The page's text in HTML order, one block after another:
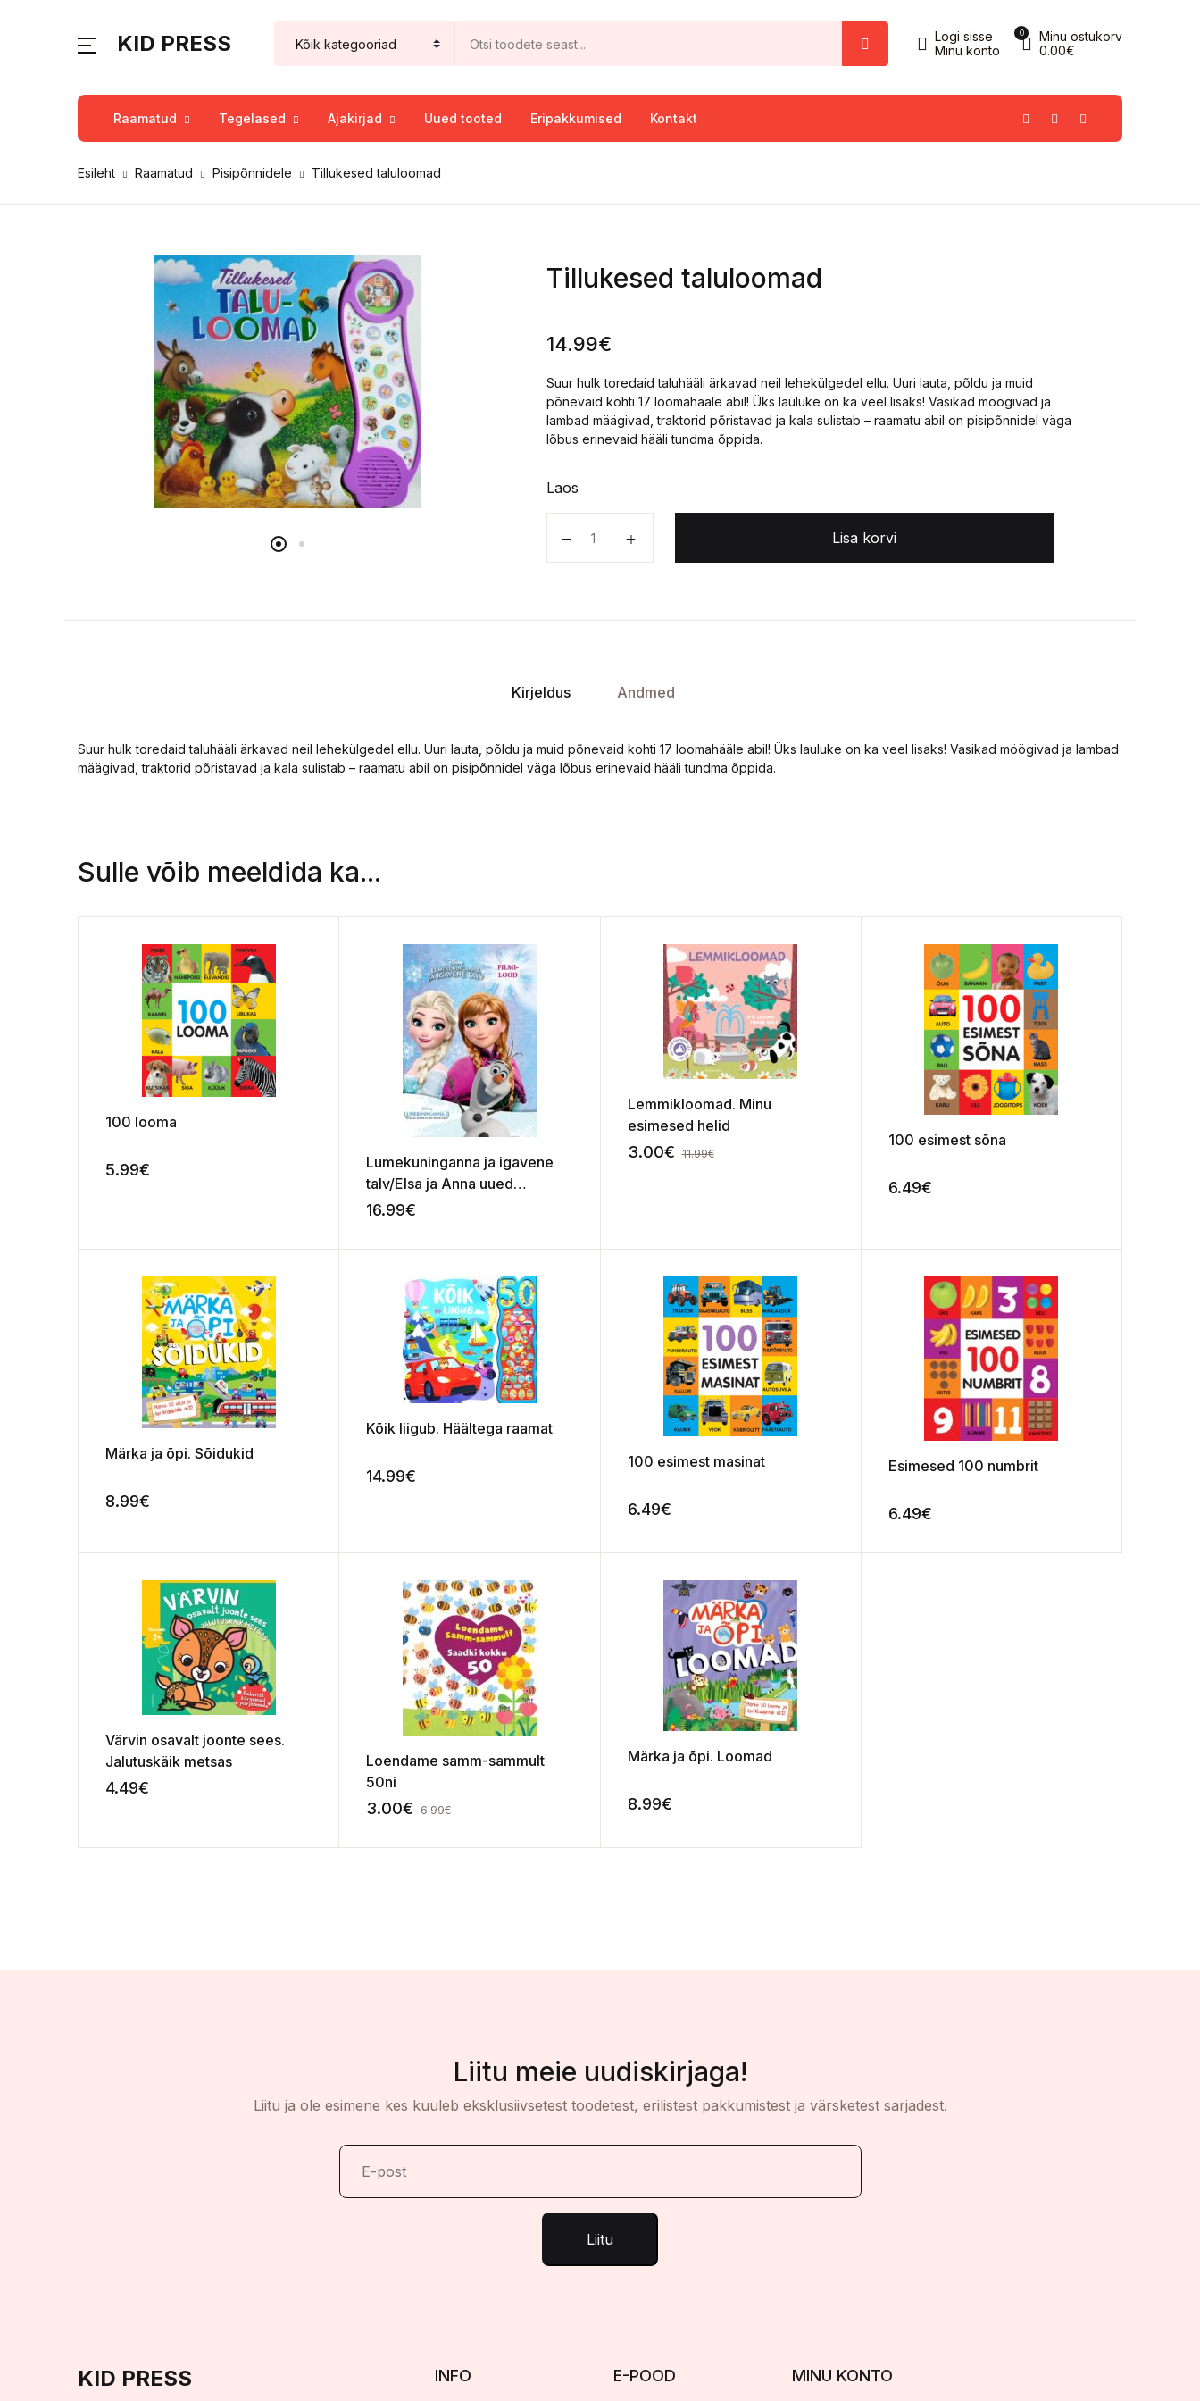
KID PRESS
Logi sisse
Minu konto
0
Minu ostukorv
0.00€
Raamatud Tegelased Ajakirjad Uued tooted Eripakkumised Kontakt
Esileht Raamatud Pisipõnnidele Tillukesed taluloomad
Tillukesed taluloomad
14.99€
Suur hulk toredaid taluhääli ärkavad neil lehekülgedel ellu. Uuri lauta, põldu ja muid
põnevaid kohti 17 loomahääle abil! Üks lauluke on ka veel lisaks! Vasikad möögivad ja
lambad määgivad, traktorid põristavad ja kala sulistab – raamatu abil on pisipõnnidel väga
lõbus erinevaid hääli tundma õppida.
Laos
Lisa korvi
Kirjeldus Andmed
Suur hulk toredaid taluhääli ärkavad neil lehekülgedel ellu. Uuri lauta, põldu ja muid põnevaid kohti 17 loomahääle abil! Üks lauluke on ka veel lisaks! Vasikad möögivad ja lambad
määgivad, traktorid põristavad ja kala sulistab – raamatu abil on pisipõnnidel väga lõbus erinevaid hääli tundma õppida.
Sulle võib meeldida ka...
100 looma
5.99€
Lumekuninganna ja igavene
talv/Elsa ja Anna uued
seiklused. Filmilood
16.99€
Lemmikloomad. Minu
esimesed helid
3.00€ 11.99€
100 esimest sõna
6.49€
Märka ja õpi. Sõidukid
8.99€
Kõik liigub. Häältega raamat
14.99€
100 esimest masinat
6.49€
Esimesed 100 numbrit
6.49€
Värvin osavalt joonte sees.
Jalutuskäik metsas
4.49€
Loendame samm-sammult
50ni
3.00€ 6.99€
Märka ja õpi. Loomad
8.99€
Liitu meie uudiskirjaga!
Liitu ja ole esimene kes kuuleb eksklusiivsetest toodetest, erilistest pakkumistest ja värsketest sarjadest.
Liitu
KID PRESS INFO E-POOD MINU KONTO